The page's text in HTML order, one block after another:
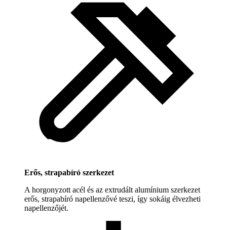
Erős, strapabíró szerkezet
A horgonyzott acél és az extrudált alumínium szerkezet
erős, strapabíró napellenzővé teszi, így sokáig élvezheti
napellenzőjét.